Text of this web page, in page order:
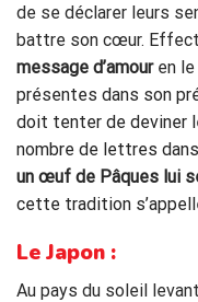
de se déclarer leurs
battre son cœur.
message d’amouren le
présentes dans son
doit tenter de deviner
nombre de lettres
un œuf de Pâques lui
cette tradition s’appe
Le Japon :
Au pays du soleil